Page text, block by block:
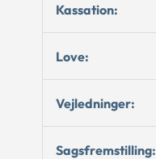
Kassation:
Love:
Vejledninger:
Sagsfremstilling: